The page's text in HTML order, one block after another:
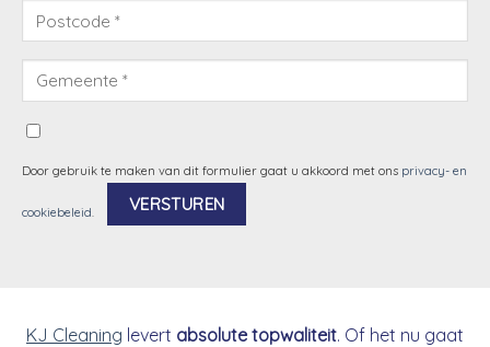
Door gebruik te maken van dit formulier gaat u akkoord met ons privacy- en
cookiebeleid.
KJ Cleaning levert absolute topwaliteit. Of het nu gaat